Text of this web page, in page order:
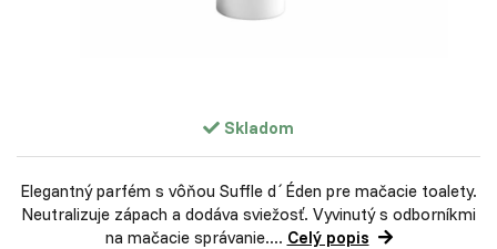
Skladom
Elegantný parfém s vôňou Suffle d´Éden pre mačacie toalety.
Neutralizuje zápach a dodáva sviežosť. Vyvinutý s odborníkmi
na mačacie správanie.... Celý popis